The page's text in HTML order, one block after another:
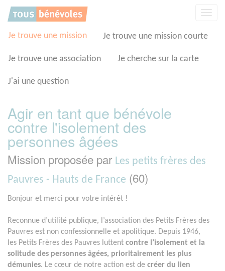
Je trouve une mission Je trouve une mission courte
Je trouve une association Je cherche sur la carte
J'ai une question
Agir en tant que bénévole
contre l'isolement des
personnes âgées
Mission proposée par Les petits frères des
Pauvres - Hauts de France (60)
Bonjour et merci pour votre intérêt !
Reconnue d’utilité publique, l’association des Petits Frères des
Pauvres est non confessionnelle et apolitique. Depuis 1946,
les Petits Frères des Pauvres luttent contre l’isolement et la
solitude des personnes âgées, prioritairement les plus
démunies. Le cœur de notre action est de créer du lien
Panneau de gestion des cookies